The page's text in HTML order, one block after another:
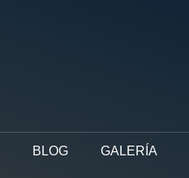
BLOG GALERÍA